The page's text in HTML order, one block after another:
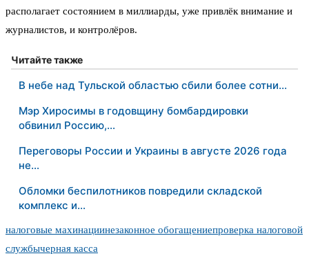
располагает состоянием в миллиарды, уже привлёк внимание и
журналистов, и контролёров.
Читайте также
В небе над Тульской областью сбили более сотни…
Мэр Хиросимы в годовщину бомбардировки
обвинил Россию,…
Переговоры России и Украины в августе 2026 года
не…
Обломки беспилотников повредили складской
комплекс и…
налоговые махинациинезаконное обогащениепроверка налоговой
службычерная касса